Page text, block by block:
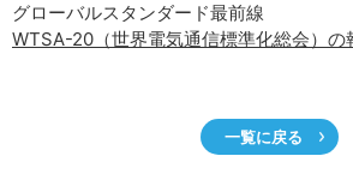
問い合わせ
グローバルスタンダード最前線
WTSA-20（世界電気通信標準化総会）の
一覧に戻る